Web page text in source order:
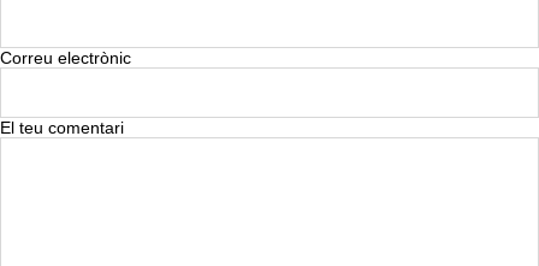
Correu electrònic
El teu comentari